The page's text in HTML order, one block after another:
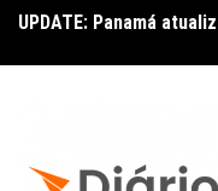
UPDATE: Panamá
por Doença ou